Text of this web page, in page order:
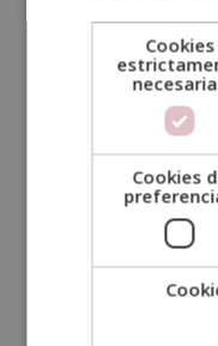
(DO). Esto
estudios
experiencia
rotaciones
Residencia
graduarse de
completar una
suele durar
adquirirá
tratamiento
Cookies
Cookies